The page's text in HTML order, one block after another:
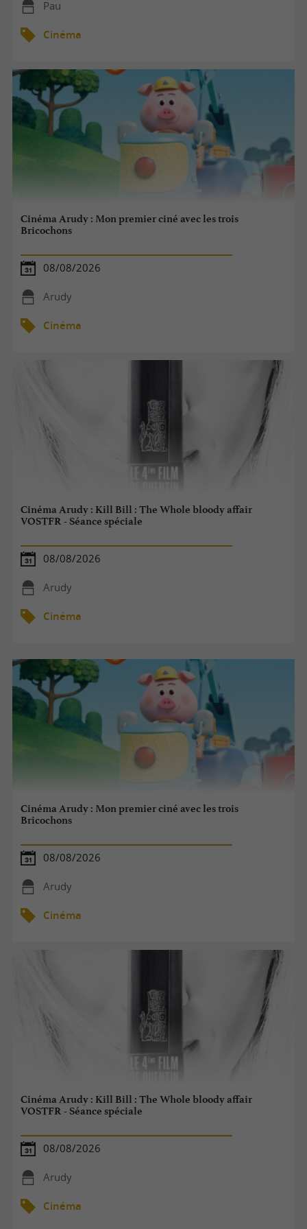
Pau
Cinéma
Cinéma Arudy : Mon premier ciné avec les trois
Bricochons
08/08/2026
Arudy
Cinéma
Cinéma Arudy : Kill Bill : The Whole bloody affair
VOSTFR - Séance spéciale
08/08/2026
Arudy
Cinéma
Cinéma Arudy : Mon premier ciné avec les trois
Bricochons
08/08/2026
Arudy
Cinéma
Cinéma Arudy : Kill Bill : The Whole bloody affair
VOSTFR - Séance spéciale
08/08/2026
Arudy
Cinéma